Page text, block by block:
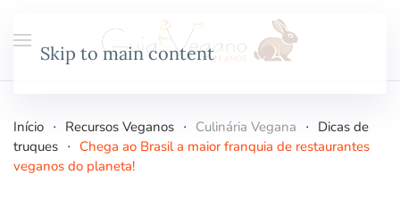
Skip to main content
Início Recursos Veganos Culinária Vegana
Dicas de
truques
Chega ao Brasil a maior franquia de restaurantes
veganos do planeta!